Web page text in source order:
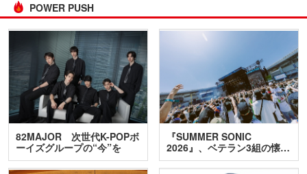
POWER PUSH
82MAJOR 次世代K-POPボ
ーイズグループの“今”を
訊…
『SUMMER SONIC
2026』、ベテラン3組の懐…